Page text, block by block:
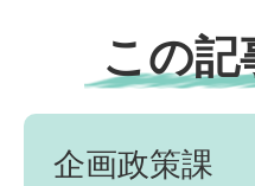
この
企画政策課